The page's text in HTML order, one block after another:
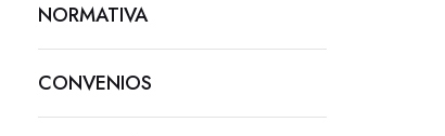
NORMATIVA
CONVENIOS